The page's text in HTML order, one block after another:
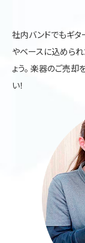
社内バンドでもギ
やベースに込めら
ょう。 楽器のご売
い！